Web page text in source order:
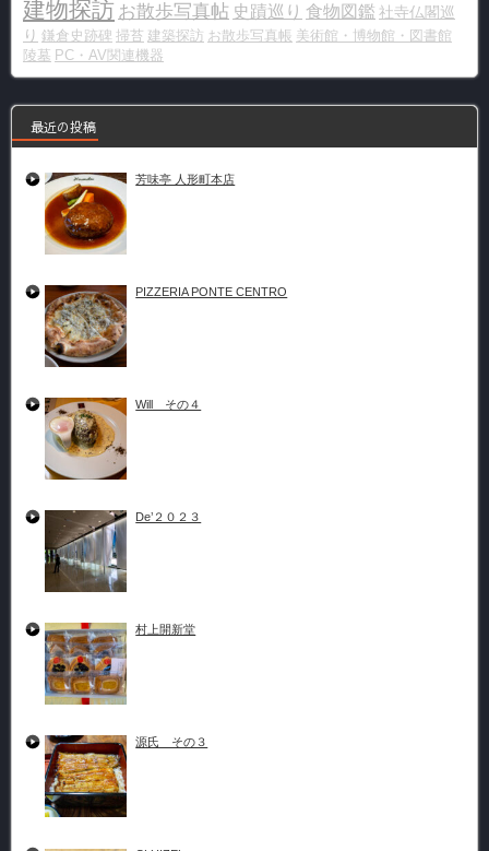
建物探訪 お散歩写真帖 史蹟巡り 食物図鑑 社寺仏閣巡
り 鎌倉史跡碑 掃苔 建築探訪 お散歩写真帳 美術館・博物館・図書館
陵墓 PC・AV関連機器
最近の投稿
芳味亭 人形町本店
PIZZERIA PONTE CENTRO
Will その４
De’２０２３
村上開新堂
源氏 その３